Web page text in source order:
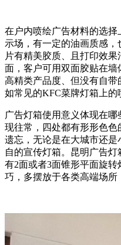
在户内喷绘广告材料的选
示场，有一定的油画质感
片有精美胶质、且打印效
面，客户可用双面胶贴在墙
高精类产品度、但没有自带
如常见的KFC菜牌灯箱上的
广告灯箱使用意义体现在
现往常，四处都有形形色
遗忘，无论是在大城市还
自的宣传灯箱。昆明广告
有2面或者3面锥形平面旋
巧，多摆放于各类高端场所